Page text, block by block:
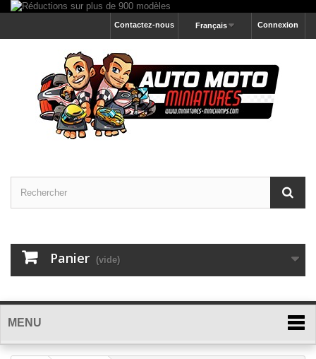
Connexion
Français
Contactez-nous
Panier (vide)
MENU